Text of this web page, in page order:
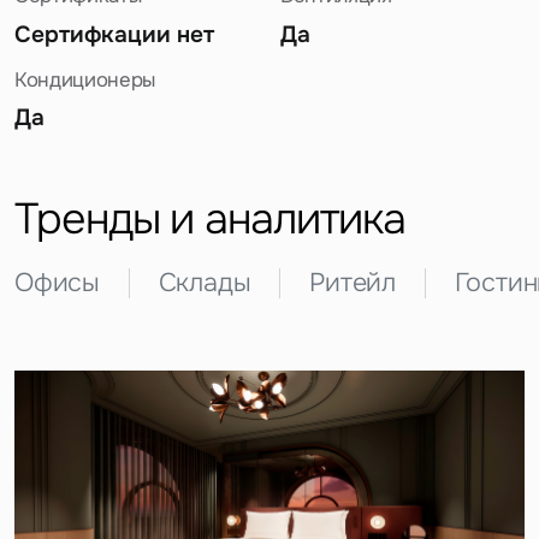
Сертифкации нет Да
Кондиционеры
Да
Тренды и аналитика
Офисы Склады Ритейл
Вопрос
Предложение
Жалоба
Это обязательное поле
Это обязательное поле